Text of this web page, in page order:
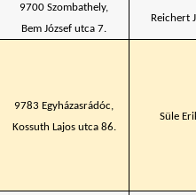
9700 Szombathely,
Bem József utca 7.
Reichert
9783 Egyházasrádóc,
Kossuth Lajos utca 86.
Süle